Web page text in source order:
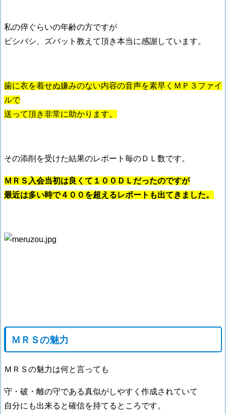
私の倅ぐらいの年齢の方ですが
ビシバシ、ズバット教えて頂き本当に感謝しています。
歯に衣を着せぬ嫌みのない内容の音声を素早くＭＰ３ファイ
ルで
送って頂き非常に助かります。
その添削を受けた結果のレポート毎のＤＬ数です。
ＭＲＳ入会当初は良くて１００ＤＬだったのですが
最近は多い時で４００を超えるレポートも出てきました。
ＭＲＳの魅力
ＭＲＳの魅力は何と言っても
守・破・離の守である真似がしやすく作成されていて
自分にも出来ると確信を持てるところです。